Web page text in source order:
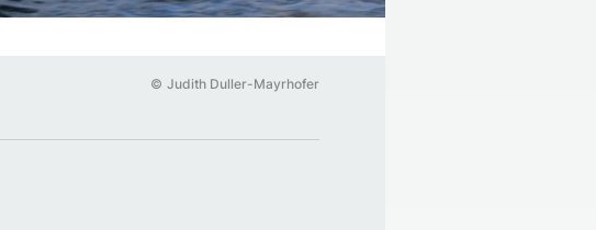
© Judith Duller-Mayrhofer